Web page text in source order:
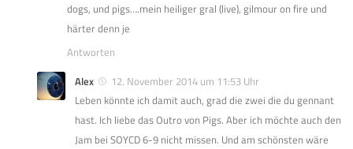
dogs, und pigs….mein heiliger gral (live), gilmour on fire und
härter denn je
Antworten
Alex
12. November 2014 um 11:53 Uhr
Leben könnte ich damit auch, grad die zwei die du gennant
hast. Ich liebe das Outro von Pigs. Aber ich möchte auch den
Jam bei SOYCD 6-9 nicht missen. Und am schönsten wäre